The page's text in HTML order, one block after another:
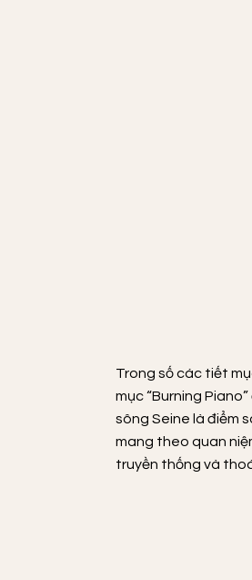
Trong số các tiết
mục “Burning
sông Seine là điểm
mang theo quan
truyền thống và